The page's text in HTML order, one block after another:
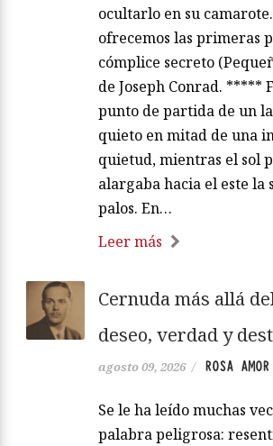
ocultarlo en su
ofrecemos las primeras
cómplice secreto
de Joseph Conrad. *****
punto de partida de un
quieto en mitad de una
quietud, mientras el sol
alargaba hacia el este la
palos. En…
Leer más
Cernuda más allá
deseo, verdad y
agosto 09, 2026 / ROSA
Se le ha leído muchas
palabra peligrosa: